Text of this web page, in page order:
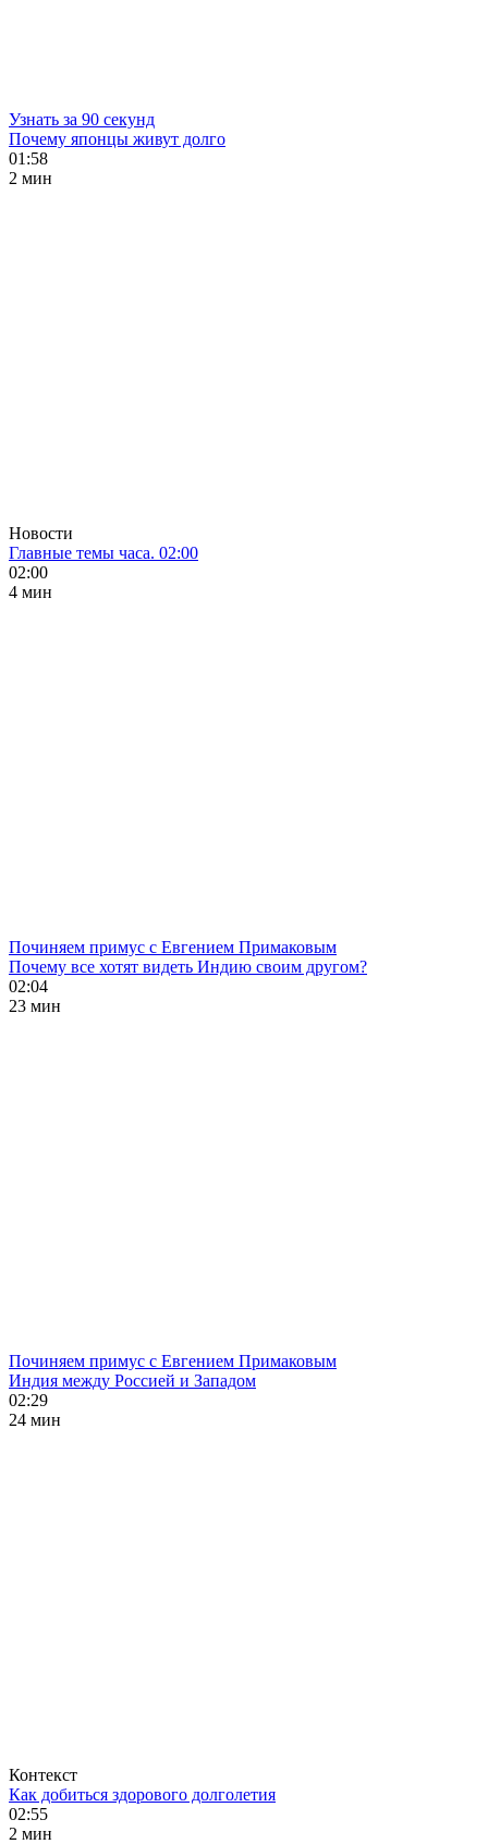
Узнать за 90 секунд
Почему японцы живут долго
01:58
2 мин
Новости
Главные темы часа. 02:00
02:00
4 мин
Починяем примус с Евгением Примаковым
Почему все хотят видеть Индию своим другом?
02:04
23 мин
Починяем примус с Евгением Примаковым
Индия между Россией и Западом
02:29
24 мин
Контекст
Как добиться здорового долголетия
02:55
2 мин